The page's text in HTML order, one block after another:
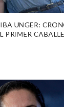
UNGER:
PRIMER